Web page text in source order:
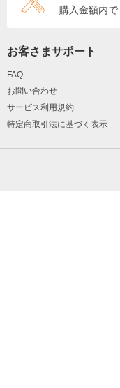
購入金額内で
お客さまサポート
FAQ
お問い合わせ
サービス利用規約
特定商取引法に基づく表示